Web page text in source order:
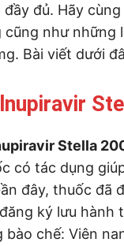
đầy đủ. Hãy cùng
cũng như những
Bài viết dưới
Stella
có tác dụng
đây, thuốc đã
ký lưu hành
bào chế: Viên